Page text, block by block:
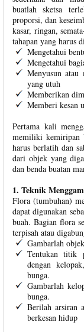
buatlah sketsa
proporsi, dan
kasar, ringan,
tahapan yang harus
Mengetahui
Mengetahui
Menyusun atau
yang utuh
Memberikan
Memberi kesan
Pertama kali
memiliki kemiripan
harus berlatih dan
dari objek yang
dan benda buatan
1. Teknik
Flora (tumbuhan)
dapat digunakan
buah. Bagian flora
terpisah atau
Gambarlah
Tentukan titik
dengan
bunga.
Gambarlah
bunga.
Berilah arsiran
berkesan hidup